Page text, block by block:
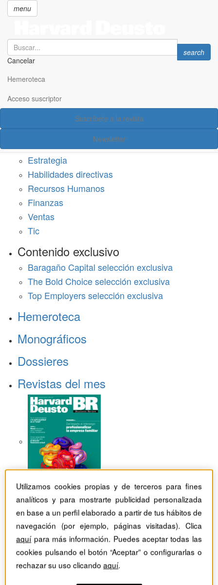
principal
menu
Search
Cancelar
Search
search
Hemeroteca
Acceso suscriptor
Suscríbete a la revista
Newsletter
Acceso suscriptor
Estrategia
Habilidades directivas
Recursos Humanos
Finanzas
Ventas
Tic
Contenido exclusivo
Baragaño Capital selección exclusiva
The Bold Choice selección exclusiva
Top Employers selección exclusiva
Hemeroteca
Monográficos
Dossieres
Revistas del mes
Utilizamos cookies propias y de terceros para fines
analíticos y para mostrarte publicidad personalizada
en base a un perfil elaborado a partir de tus hábitos de
navegación (por ejemplo, páginas visitadas). Clica
aquípara más información. Puedes aceptar todas las
cookies pulsando el botón “Aceptar” o configurarlas o
rechazar su uso clicandoaquí.